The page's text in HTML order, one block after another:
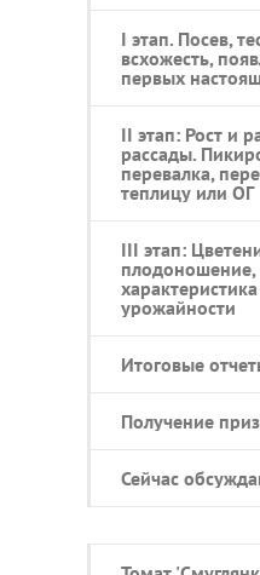
I этап. Посев,
всхожесть,
первых
II этап: Рост и
рассады.
перевалка,
теплицу или ОГ
III этап:
плодоношение,
урожайности
Итоговые
Получение
Сейчас